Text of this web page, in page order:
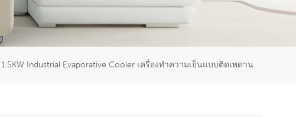
1.5KW Industrial Evaporative Cooler เครื่องทำความเย็นแบบติดเพดาน